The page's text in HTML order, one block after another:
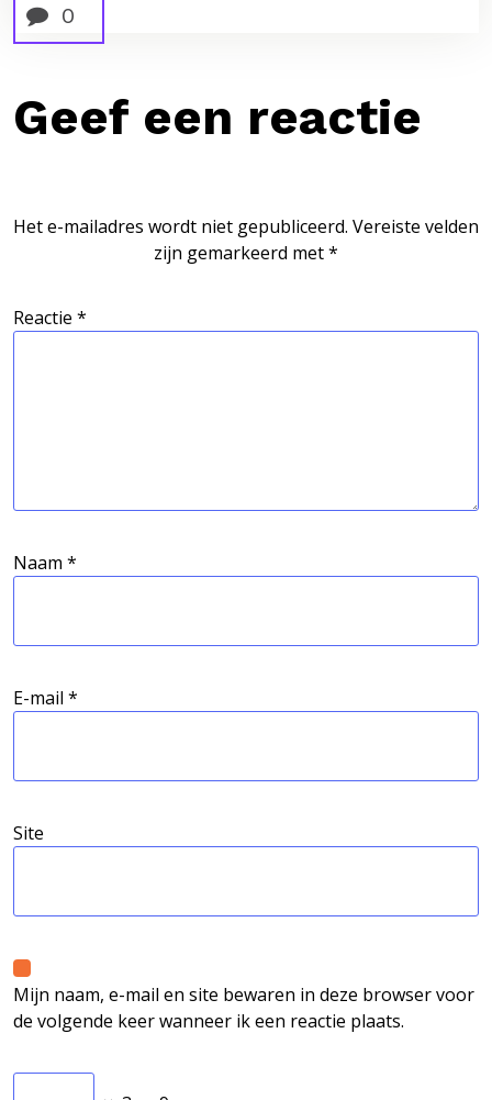
0
Geef een reactie
Het e-mailadres wordt niet gepubliceerd. Vereiste velden
zijn gemarkeerd met*
Reactie *
Naam *
E-mail *
Site
Mijn naam, e-mail en site bewaren in deze browser voor
de volgende keer wanneer ik een reactie plaats.